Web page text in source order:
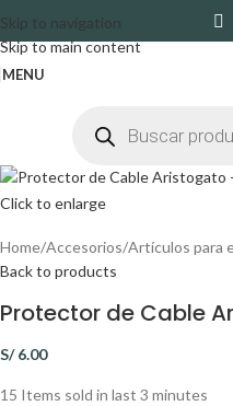
Skip to navigation
Skip to main content
MENU
Click to enlarge
Home Accesorios Artículos para
Back to products
Protector de Cable
S/6.00
15 Items sold in last 3 minutes